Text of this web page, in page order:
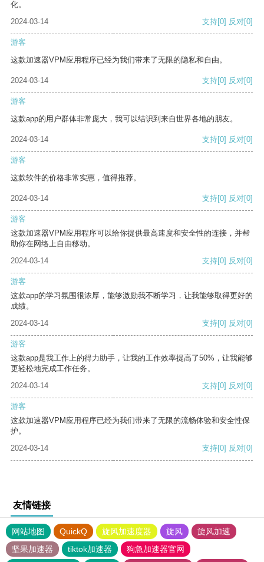
化。
2024-03-14
支持[0] 反对[0]
游客
这款加速器VPM应用程序已经为我们带来了无限的隐私和自由。
2024-03-14 支持[0] 反对[0]
游客
这款app的用户群体非常庞大，我可以结识到来自世界各地的朋友。
2024-03-14 支持[0] 反对[0]
游客
这款软件的价格非常实惠，值得推荐。
2024-03-14 支持[0] 反对[0]
游客
这款加速器VPM应用程序可以给你提供最高速度和安全性的连接，并帮
助你在网络上自由移动。
2024-03-14
支持[0] 反对[0]
游客
这款app的学习氛围很浓厚，能够激励我不断学习，让我能够取得更好的
成绩。
2024-03-14
支持[0] 反对[0]
游客
这款app是我工作上的得力助手，让我的工作效率提高了50%，让我能够
更轻松地完成工作任务。
2024-03-14
支持[0] 反对[0]
游客
这款加速器VPM应用程序已经为我们带来了无限的流畅体验和安全性保
护。
2024-03-14
支持[0] 反对[0]
友情链接
网站地图 QuickQ 旋风加速度器 旋风
旋风加速
坚果加速器
tiktok加速器 狗急加速器官网